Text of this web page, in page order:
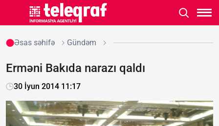
Əsas səhifə Gündəm
Erməni Bakıda narazı qaldı
30 İyun 2014 11:17